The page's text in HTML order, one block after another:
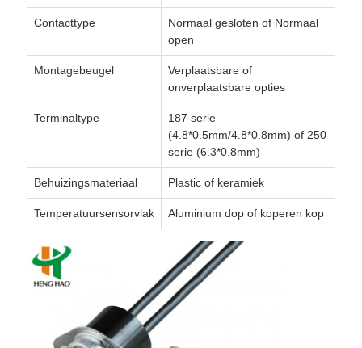
Contacttype
Normaal gesloten of Normaal
open
Montagebeugel
Verplaatsbare of
onverplaatsbare opties
Terminaltype
187 serie
(4.8*0.5mm/4.8*0.8mm) of 250
serie (6.3*0.8mm)
Behuizingsmateriaal Plastic of keramiek
Temperatuursensorvlak Aluminium dop of koperen kop